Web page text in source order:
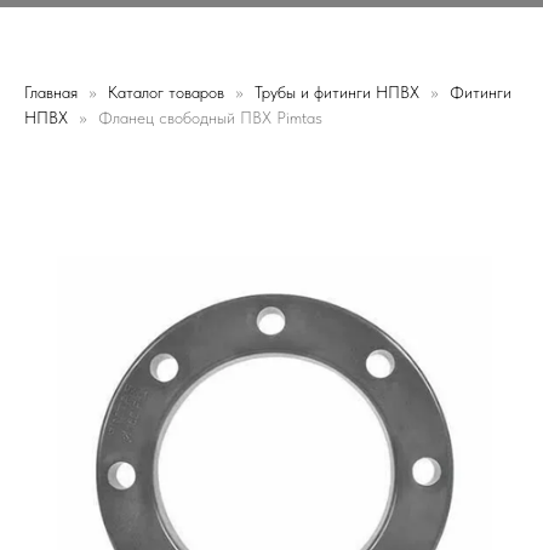
Главная Каталог товаров Трубы и фитинги НПВХ
Фитинги
НПВХ
Фланец свободный ПВХ Pimtas